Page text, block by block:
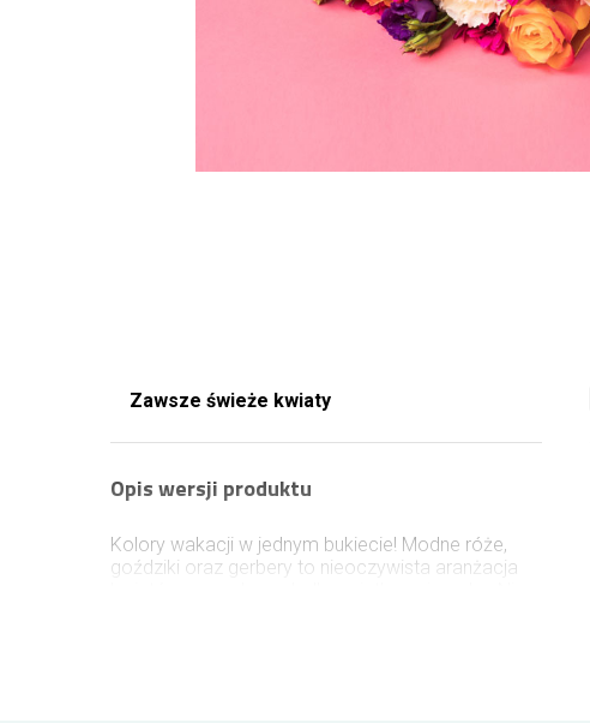
Zawsze świeże kwiaty
Opis wersji produktu
Kolory wakacji w jednym bukiecie! Modne róże,
goździki oraz gerbery to nieoczywista aranżacja